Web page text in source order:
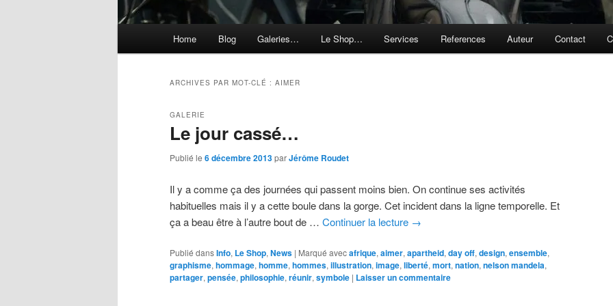
Home Blog Galeries… Le Shop… Services References Auteur Contact
ARCHIVES PAR MOT-CLÉ : AIMER
Le jour cassé…
GALERIE
Publié le 6 décembre 2013parJérôme Roudet
Il y a comme ça des journées qui passent moins bien. On continue ses activités
habituelles mais il y a cette boule dans la gorge. Cet incident dans la ligne temporelle. Et
ça a beau être à l’autre bout de … Continuer la lecture →
Publié dansInfo, Le Shop, News | Marqué avecafrique, aimer, apartheid, day off, design, ensemble,
graphisme, hommage, homme, hommes, illustration, image, liberté, mort, nation, nelson mandela,
partager, pensée, philosophie, réunir, symbole | Laisser un commentaire